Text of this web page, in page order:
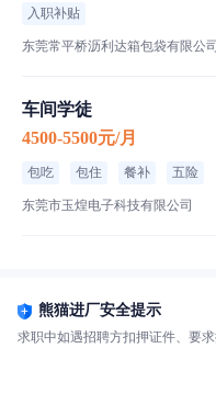
入职补贴
东莞常平桥沥利达箱包袋有限公司
车间学徒
4500-5500元/月
包吃 包住 餐补 五险
东莞市玉煌电子科技有限公司
熊猫进厂安全提示
求职中如遇招聘方扣押证件、要